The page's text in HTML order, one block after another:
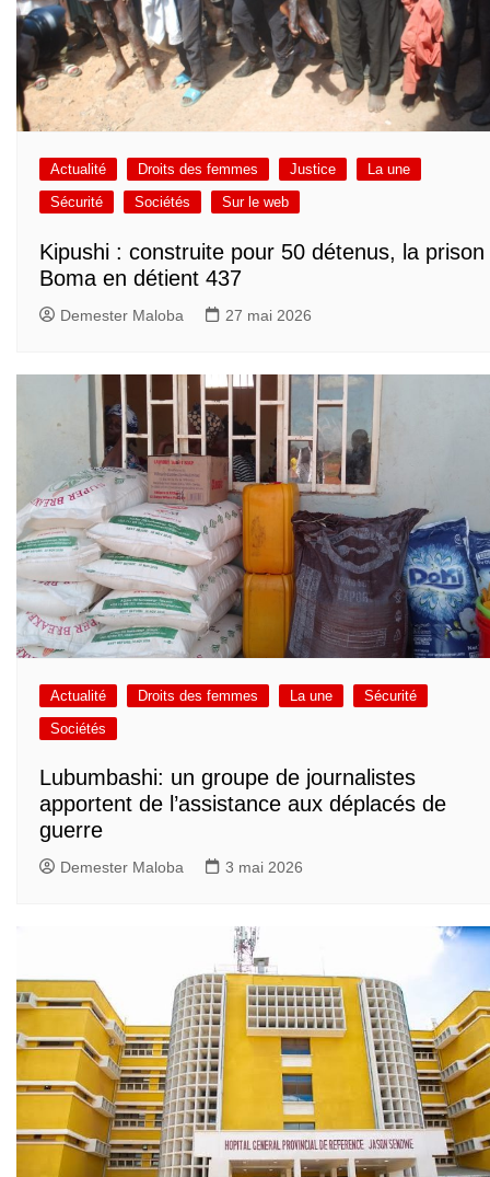
Actualité Droits des femmes Justice
La une
Sécurité
Sociétés Sur le web
Kipushi : construite pour 50 détenus, la prison
Boma en détient 437
Demester Maloba 27 mai 2026
Actualité Droits des femmes La une
Sécurité
Sociétés
Lubumbashi: un groupe de journalistes
apportent de l’assistance aux déplacés de
guerre
Demester Maloba 3 mai 2026